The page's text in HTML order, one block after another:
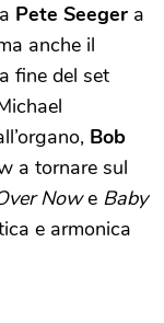
Pete Seeger a
anche il
fine del set
Bob
a tornare sul
Nowe Baby
e armonica